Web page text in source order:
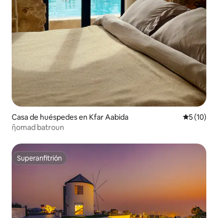
Casa de huéspedes en Kfar Aabida
5 (10)
ῆomad batroun
Superanfitrión
Superanfitrión